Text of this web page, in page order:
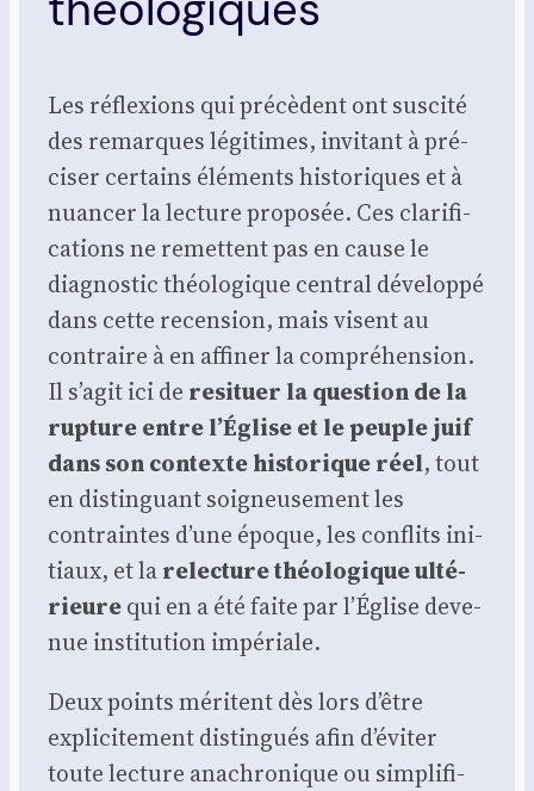
Les réflexions qui pré­cèdent ont sus­ci­té
des remarques légi­times, invi­tant à pré­
ci­ser cer­tains élé­ments his­to­riques et à
nuan­cer la lec­ture pro­po­sée. Ces cla­ri­fi­
ca­tions ne remettent pas en cause le
diag­nos­tic théo­lo­gique cen­tral déve­lop­pé
dans cette recen­sion, mais visent au
contraire à en affi­ner la com­pré­hen­sion.
Il s’agit ici de resi­tuer la ques­tion de la
rup­ture entre l’Église et le peuple juif
dans son contexte his­to­rique réel, tout
en dis­tin­guant soi­gneu­se­ment les
contraintes d’une époque, les conflits ini­
tiaux, et larelec­ture théo­lo­gique ulté­
rieurequi en a été faite par l’Église deve­
nue ins­ti­tu­tion impé­riale.
Deux points méritent dès lors d’être
expli­ci­te­ment dis­tin­gués afin d’éviter
toute lec­ture ana­chro­nique ou sim­pli­fi­